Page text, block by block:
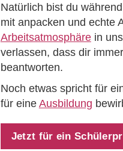
Natürlich bist du
mit anpacken und echte
Arbeitsatmosphärein
verlassen, dass dir
beantworten.
Noch etwas spricht für
für eine Ausbildung
Jetzt für ein